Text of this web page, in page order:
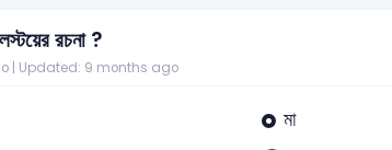
রচনা ?
| Updated: 9 months ago
মা